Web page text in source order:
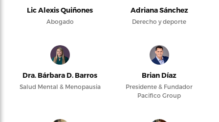
Lic Alexis Quiñones
Abogado
Adriana Sánchez
Derecho y deporte
Dra. Bárbara D. Barros
Salud Mental & Menopausia
Brian Díaz
Presidente & Fundador
Pacifico Group